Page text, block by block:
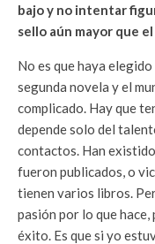
bajo y no intentar
sello aún mayor que
No es que haya
segunda novela y el
complicado. Hay que
depende solo del
contactos. Han
fueron publicados, o
tienen varios libros.
pasión por lo que
éxito. Es que si yo